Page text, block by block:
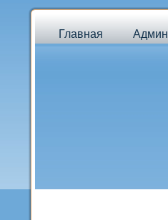
Главная